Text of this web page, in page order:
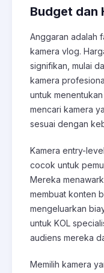
Budget dan
Anggaran adalah
kamera vlog.
signifikan, mulai
kamera
untuk
mencari kamera
sesuai dengan
Kamera entry-
cocok untuk
Mereka
membuat konten
mengeluarkan
untuk KOL
audiens mereka
Memilih kamera